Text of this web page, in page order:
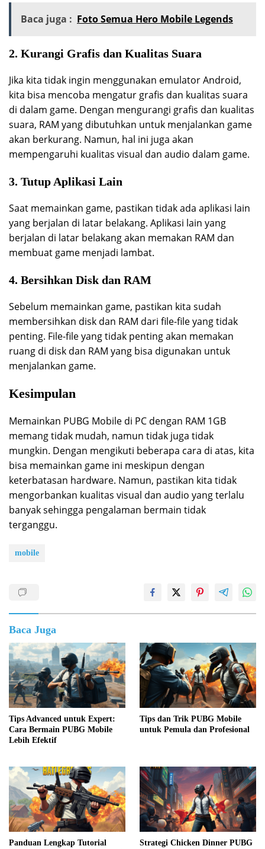
Baca juga : Foto Semua Hero Mobile Legends
2. Kurangi Grafis dan Kualitas Suara
Jika kita tidak ingin menggunakan emulator Android,
kita bisa mencoba mengatur grafis dan kualitas suara
di dalam game. Dengan mengurangi grafis dan kualitas
suara, RAM yang dibutuhkan untuk menjalankan game
akan berkurang. Namun, hal ini juga akan
mempengaruhi kualitas visual dan audio dalam game.
3. Tutup Aplikasi Lain
Saat memainkan game, pastikan tidak ada aplikasi lain
yang berjalan di latar belakang. Aplikasi lain yang
berjalan di latar belakang akan memakan RAM dan
membuat game menjadi lambat.
4. Bersihkan Disk dan RAM
Sebelum memainkan game, pastikan kita sudah
membersihkan disk dan RAM dari file-file yang tidak
penting. File-file yang tidak penting akan memakan
ruang di disk dan RAM yang bisa digunakan untuk
menjalankan game.
Kesimpulan
Memainkan PUBG Mobile di PC dengan RAM 1GB
memang tidak mudah, namun tidak juga tidak
mungkin. Dengan mengikuti beberapa cara di atas, kita
bisa memainkan game ini meskipun dengan
keterbatasan hardware. Namun, pastikan kita tidak
mengorbankan kualitas visual dan audio yang terlalu
banyak sehingga pengalaman bermain tidak
terganggu.
mobile
Baca Juga
Tips Advanced untuk Expert:
Cara Bermain PUBG Mobile
Lebih Efektif
Tips dan Trik PUBG Mobile
untuk Pemula dan Profesional
Panduan Lengkap Tutorial
Strategi Chicken Dinner PUBG